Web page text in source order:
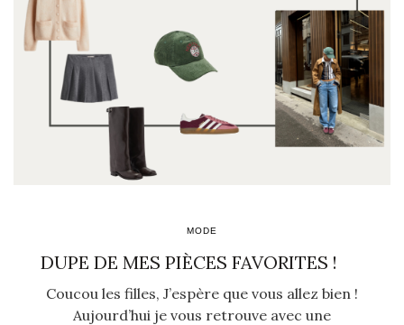
MODE
DUPE DE MES PIÈCES FAVORITES !
Coucou les filles, J’espère que vous allez bien !
Aujourd’hui je vous retrouve avec une